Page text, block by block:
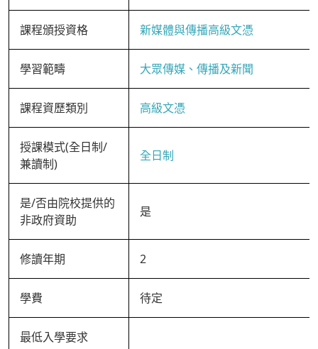
課程頒授資格 新媒體與傳播高級文憑
學習範疇 大眾傳媒、傳播及新聞
課程資歷類別 高級文憑
授課模式(全日制/
兼讀制)
全日制
是/否由院校提供的
非政府資助
是
修讀年期 2
學費 待定
最低入學要求